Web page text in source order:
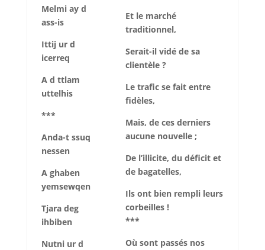
Melmi ay d
ass-is
Ittij ur d
icerreq
A d ttlam
uttelhis
***
Anda-t ssuq
nessen
A ghaben
yemsewqen
Tjara deg
ihbiben
Nutni ur d
Et le marché
traditionnel,
Serait-il vidé de sa
clientèle ?
Le trafic se fait entre
fidèles,
Mais, de ces derniers
aucune nouvelle ;
De l’illicite, du déficit et
de bagatelles,
Ils ont bien rempli leurs
corbeilles !
***
Où sont passés nos